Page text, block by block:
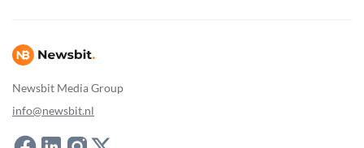
Newsbit Media Group
info@newsbit.nl